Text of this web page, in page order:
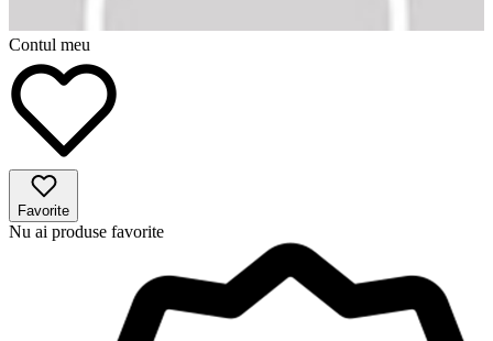
Contul meu
Favorite
Nu ai produse favorite